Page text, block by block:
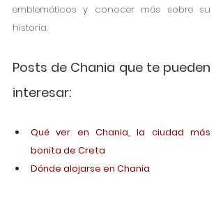
emblemáticos y conocer más sobre su
historia.
Posts de Chania que te pueden
interesar:
Qué ver en Chania, la ciudad más
bonita de Creta
Dónde alojarse en Chania